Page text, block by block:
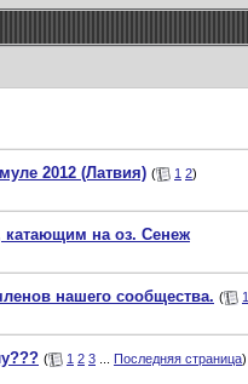
2012 (Латвия) ( 1 2)
на оз. Сенеж
нашего сообщества. ( 1
( 1 2 3 Последняя страница)